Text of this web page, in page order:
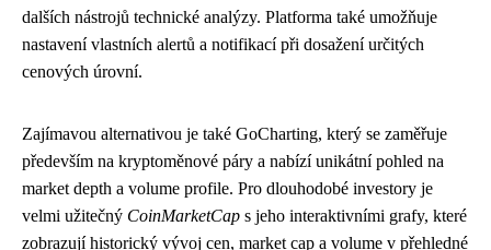
dalších nástrojů technické analýzy. Platforma také umožňuje
nastavení vlastních alertů a notifikací při dosažení určitých
cenových úrovní.
Zajímavou alternativou je také GoCharting, který se zaměřuje
především na kryptoměnové páry a nabízí unikátní pohled na
market depth a volume profile. Pro dlouhodobé investory je
velmi užitečný CoinMarketCap s jeho interaktivními grafy, které
zobrazují historický vývoj cen, market cap a volume v přehledné